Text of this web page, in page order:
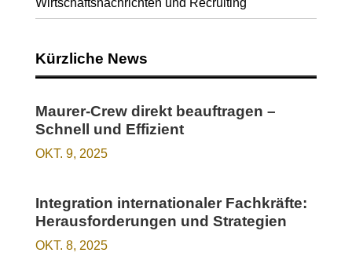
Wirtschaftsnachrichten und Recruiting
Kürzliche News
Maurer-Crew direkt beauftragen –
Schnell und Effizient
OKT. 9, 2025
Integration internationaler Fachkräfte:
Herausforderungen und Strategien
OKT. 8, 2025